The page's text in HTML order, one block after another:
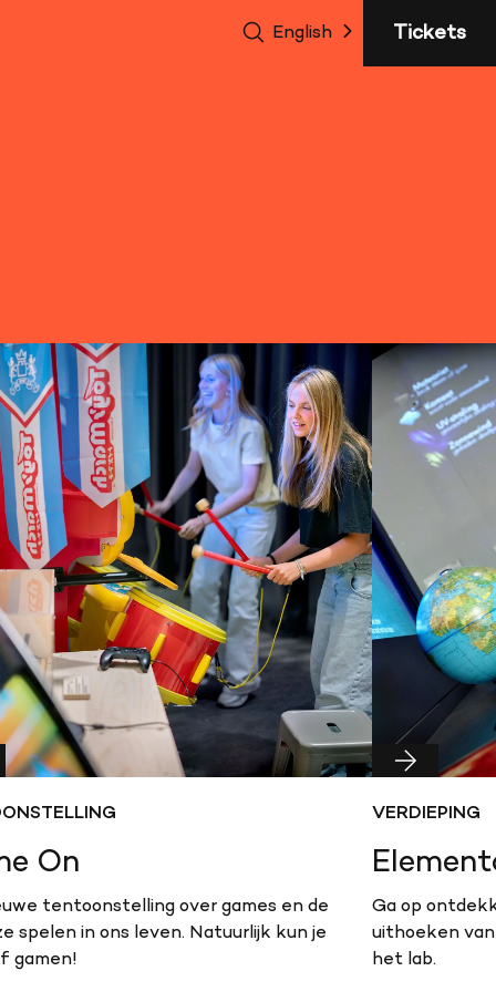
English Tickets
On
tentoonstelling over games en de
spelen in ons leven. Natuurlijk kun je
gamen!
VERDIEPING
Ga op
uithoeken
het lab.